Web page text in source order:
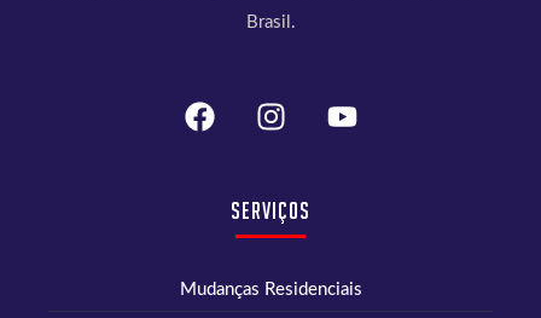
Brasil.
Serviços
Mudanças Residenciais